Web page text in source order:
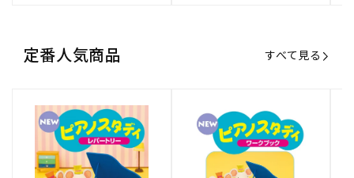
定番人気商品 すべて見る